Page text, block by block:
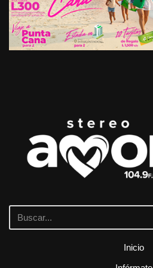
Inicio